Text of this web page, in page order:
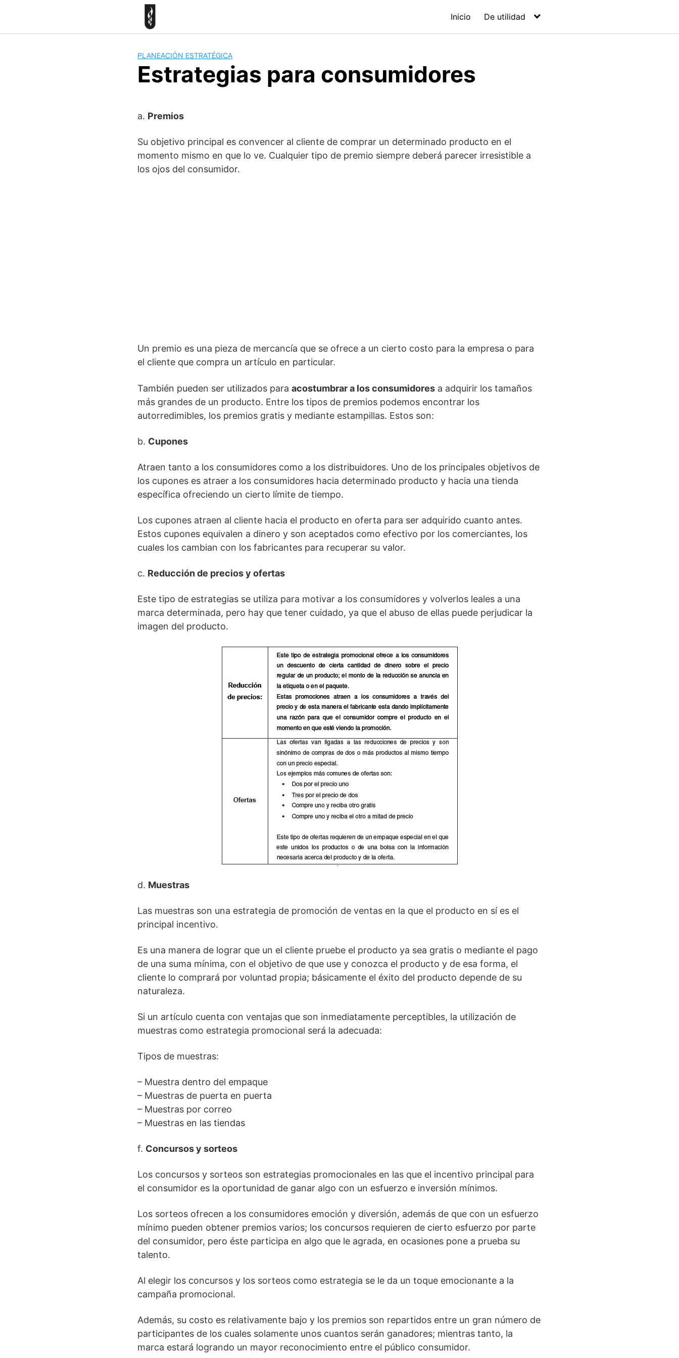
Inicio De utilidad
PLANEACIÓN ESTRATÉGICA
Estrategias para consumidores
a. Premios
Su objetivo principal es convencer al cliente de comprar un determinado producto en el
momento mismo en que lo ve. Cualquier tipo de premio siempre deberá parecer irresistible a
los ojos del consumidor.
Un premio es una pieza de mercancía que se ofrece a un cierto costo para la empresa o para
el cliente que compra un artículo en particular.
También pueden ser utilizados para acostumbrar a los consumidores a adquirir los tamaños
más grandes de un producto. Entre los tipos de premios podemos encontrar los
autorredimibles, los premios gratis y mediante estampillas. Estos son:
b. Cupones
Atraen tanto a los consumidores como a los distribuidores. Uno de los principales objetivos de
los cupones es atraer a los consumidores hacia determinado producto y hacia una tienda
específica ofreciendo un cierto límite de tiempo.
Los cupones atraen al cliente hacia el producto en oferta para ser adquirido cuanto antes.
Estos cupones equivalen a dinero y son aceptados como efectivo por los comerciantes, los
cuales los cambian con los fabricantes para recuperar su valor.
c. Reducción de precios y ofertas
Este tipo de estrategias se utiliza para motivar a los consumidores y volverlos leales a una
marca determinada, pero hay que tener cuidado, ya que el abuso de ellas puede perjudicar la
imagen del producto.
d. Muestras
Las muestras son una estrategia de promoción de ventas en la que el producto en sí es el
principal incentivo.
Es una manera de lograr que un el cliente pruebe el producto ya sea gratis o mediante el pago
de una suma mínima, con el objetivo de que use y conozca el producto y de esa forma, el
cliente lo comprará por voluntad propia; básicamente el éxito del producto depende de su
naturaleza.
Si un artículo cuenta con ventajas que son inmediatamente perceptibles, la utilización de
muestras como estrategia promocional será la adecuada:
Tipos de muestras:
– Muestra dentro del empaque
– Muestras de puerta en puerta
– Muestras por correo
– Muestras en las tiendas
f. Concursos y sorteos
Los concursos y sorteos son estrategias promocionales en las que el incentivo principal para
el consumidor es la oportunidad de ganar algo con un esfuerzo e inversión mínimos.
Los sorteos ofrecen a los consumidores emoción y diversión, además de que con un esfuerzo
mínimo pueden obtener premios varios; los concursos requieren de cierto esfuerzo por parte
del consumidor, pero éste participa en algo que le agrada, en ocasiones pone a prueba su
talento.
Al elegir los concursos y los sorteos como estrategia se le da un toque emocionante a la
campaña promocional.
Además, su costo es relativamente bajo y los premios son repartidos entre un gran número de
participantes de los cuales solamente unos cuantos serán ganadores; mientras tanto, la
marca estará logrando un mayor reconocimiento entre el público consumidor.